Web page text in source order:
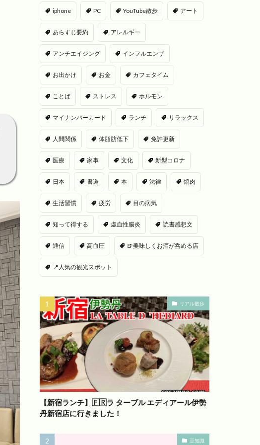
iphone PC YouTube散歩 アート
あらすじ要約 アレルギー
アンチエイジング インフルエンザ
お出かけ お金 カフェタイム
ことば ストレス ホルモン
マイナンバーカード ランチ リラックス
人間関係 体脂肪低下 免許更新
医療 家事 文化 新型コロナ
日本 書道 本 法律 焼肉
生活習慣 疲労 目の病気
知って得する 虚血性腸炎 読書感想文
通信 高血圧 🍺美味しくお酒が呑める店
📍人気の観光スポット
リアル散歩
【新宿ランチ】🇫🇷ラ ターブル エディアール伊勢
丹新宿店に行きました！
豆知識